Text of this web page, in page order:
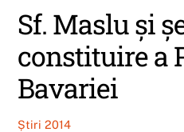
Sf. Maslu și
constituire a
Bavariei
Știri 2014